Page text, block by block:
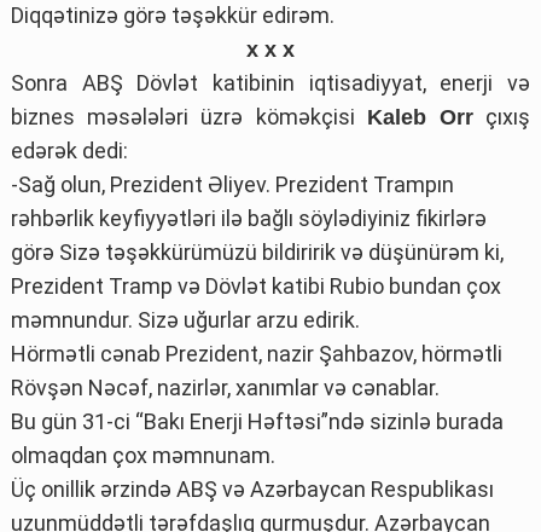
Diqqətinizə görə təşəkkür edirəm.
x x x
Sonra ABŞ Dövlət katibinin iqtisadiyyat, enerji və
biznes məsələləri üzrə köməkçisi Kaleb Orrçıxış
edərək dedi:
-Sağ olun, Prezident Əliyev. Prezident Trampın
rəhbərlik keyfiyyətləri ilə bağlı söylədiyiniz fikirlərə
görə Sizə təşəkkürümüzü bildiririk və düşünürəm ki,
Prezident Tramp və Dövlət katibi Rubio bundan çox
məmnundur. Sizə uğurlar arzu edirik.
Hörmətli cənab Prezident, nazir Şahbazov, hörmətli
Rövşən Nəcəf, nazirlər, xanımlar və cənablar.
Bu gün 31-ci “Bakı Enerji Həftəsi”ndə sizinlə burada
olmaqdan çox məmnunam.
Üç onillik ərzində ABŞ və Azərbaycan Respublikası
uzunmüddətli tərəfdaşlıq qurmuşdur. Azərbaycan